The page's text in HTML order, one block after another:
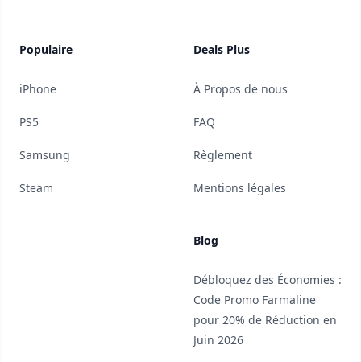
Populaire
iPhone
PS5
Samsung
Steam
Deals Plus
À Propos de nous
FAQ
Règlement
Mentions légales
Blog
Débloquez des Économies :
Code Promo Farmaline
pour 20% de Réduction en
Juin 2026